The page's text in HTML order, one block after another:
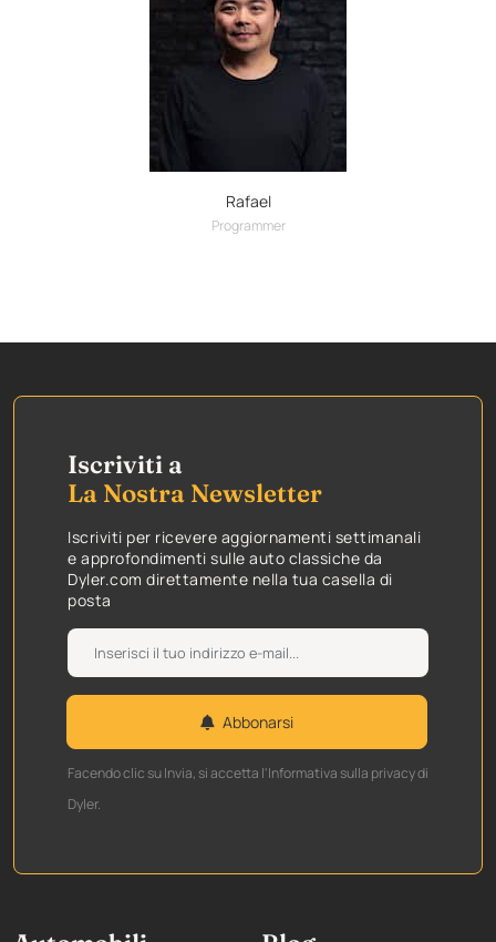
Rafael
Programmer
Iscriviti a
La Nostra Newsletter
Iscriviti per ricevere aggiornamenti settimanali
e approfondimenti sulle auto classiche da
Dyler.com direttamente nella tua casella di
posta
Abbonarsi
Facendo clic su Invia, si accetta l'Informativa sulla privacy di
Dyler.